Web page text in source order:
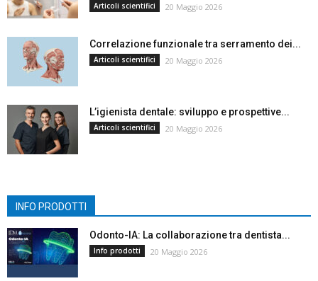
Articoli scientifici 20 Maggio 2026
Correlazione funzionale tra serramento dei...
Articoli scientifici 20 Maggio 2026
L’igienista dentale: sviluppo e prospettive...
Articoli scientifici 20 Maggio 2026
INFO PRODOTTI
Odonto-IA: La collaborazione tra dentista...
Info prodotti 20 Maggio 2026